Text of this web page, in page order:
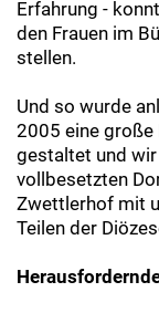
Erfahrung -
den Frauen im
stellen.
Und so wurde
2005 eine große
gestaltet und
vollbesetzten
Zwettlerhof mit
Teilen der